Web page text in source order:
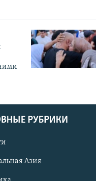
РУБРИКИ
Азия